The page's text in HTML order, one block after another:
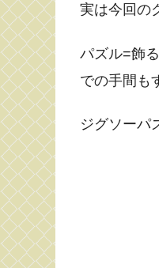
実は今回の
パズル=飾
での手間も
ジグソーパ